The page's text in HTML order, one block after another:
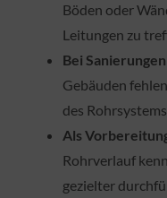
Böden oder
Leitungen zu
Bei
Gebäuden
des
Als
Rohrverlauf
gezielter